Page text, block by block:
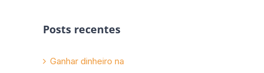
Posts recentes
Ganhar dinheiro na